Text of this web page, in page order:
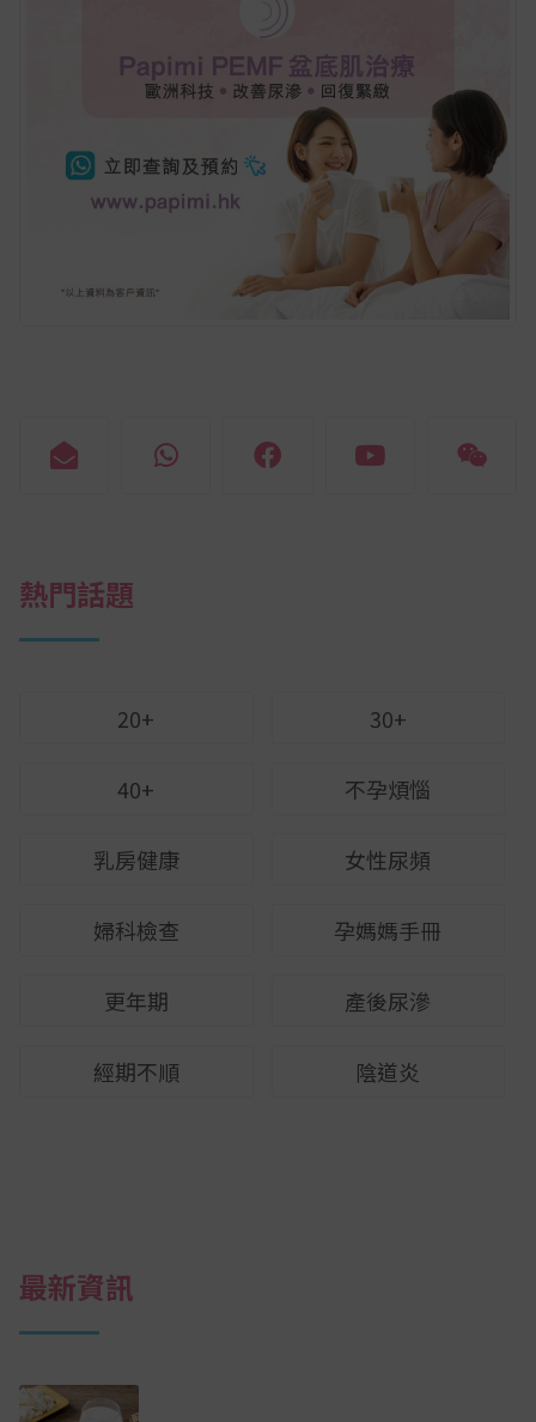
熱門話題
20+ 30+
40+ 不孕煩惱
乳房健康 女性尿頻
婦科檢查 孕媽媽手冊
更年期 產後尿滲
經期不順 陰道炎
最新資訊